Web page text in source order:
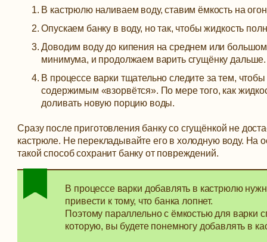
В кастрюлю наливаем воду, ставим ёмкость на
Опускаем банку в воду, но так, чтобы жидкость
Доводим воду до кипения на среднем или большом
минимума, и продолжаем варить сгущёнку
В процессе варки тщательно следите за тем,
содержимым «взорвётся». По мере того, как
доливать новую порцию воды.
Сразу после приготовления банку со сгущёнкой не
кастрюле. Не перекладывайте его в холодную воду. На
такой способ сохранит банку от повреждений.
В процессе варки добавлять в кастрюлю
привести к тому, что банка лопнет.
Поэтому параллельно с ёмкостью для варки
которую, вы будете понемногу добавлять в